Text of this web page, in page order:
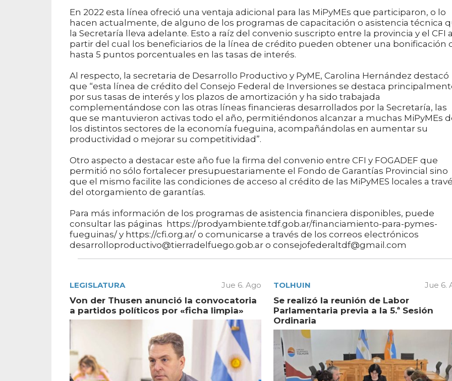
En 2022 esta línea ofreció una ventaja adicional para las MiPyMEs que participaron, o lo
hacen actualmente, de alguno de los programas de capacitación o asistencia técnica
la Secretaría lleva adelante. Esto a raíz del convenio suscripto entre la provincia y el CFI
partir del cual los beneficiarios de la línea de crédito pueden obtener una bonificación
hasta 5 puntos porcentuales en las tasas de interés.
Al respecto, la secretaria de Desarrollo Productivo y PyME, Carolina Hernández destacó
que “esta línea de crédito del Consejo Federal de Inversiones se destaca
por sus tasas de interés y los plazos de amortización y ha sido trabajada
complementándose con las otras líneas financieras desarrollados por la Secretaría, las
que se mantuvieron activas todo el año, permitiéndonos alcanzar a muchas MiPyMEs
los distintos sectores de la economía fueguina, acompañándolas en aumentar su
productividad o mejorar su competitividad”.
Otro aspecto a destacar este año fue la firma del convenio entre CFI y FOGADEF que
permitió no sólo fortalecer presupuestariamente el Fondo de Garantías Provincial sino
que el mismo facilite las condiciones de acceso al crédito de las MiPyMES locales a
del otorgamiento de garantías.
Para más información de los programas de asistencia financiera disponibles, puede
consultar las páginas https://prodyambiente.tdf.gob.ar/financiamiento-para-pymes-
fueguinas/ y https://cfi.org.ar/ o comunicarse a través de los correos electrónicos
desarrolloproductivo@tierradelfuego.gob.ar o consejofederaltdf@gmail.com
LEGISLATURA Jue 6. Ago
Von der Thusen anunció la convocatoria
a partidos políticos por «ficha limpia»
TOLHUIN Jue 6.
Se realizó la reunión de Labor
Parlamentaria previa a la 5.ª Sesión
Ordinaria